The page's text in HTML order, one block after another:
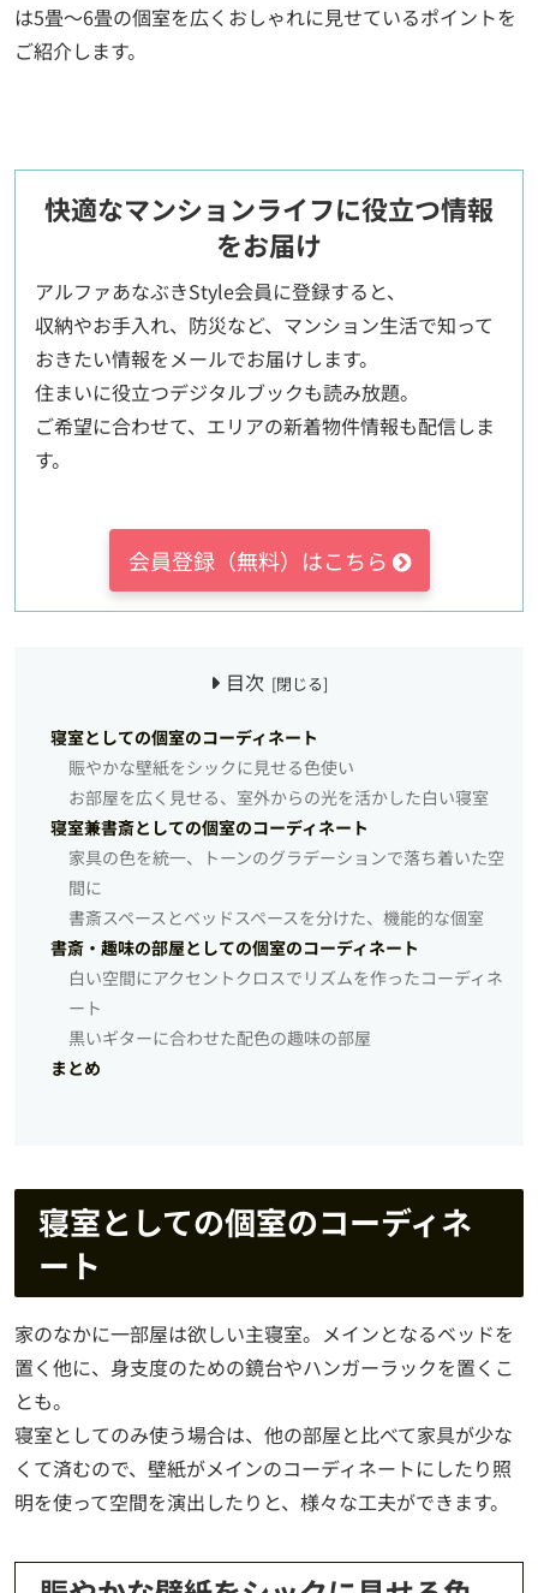
は5畳～6畳の個室を広くおしゃれに見せているポイントを
ご紹介します。
快適なマンションライフに役立つ情報
をお届け
アルファあなぶきStyle会員に登録すると、
収納やお手入れ、防災など、マンション生活で知って
おきたい情報をメールでお届けします。
住まいに役立つデジタルブックも読み放題。
ご希望に合わせて、エリアの新着物件情報も配信しま
す。
会員登録（無料）はこちら
目次
寝室としての個室のコーディネート
賑やかな壁紙をシックに見せる色使い
お部屋を広く見せる、室外からの光を活かした白い寝室
寝室兼書斎としての個室のコーディネート
家具の色を統一、トーンのグラデーションで落ち着いた空
間に
書斎スペースとベッドスペースを分けた、機能的な個室
書斎・趣味の部屋としての個室のコーディネート
白い空間にアクセントクロスでリズムを作ったコーディネ
ート
黒いギターに合わせた配色の趣味の部屋
まとめ
寝室としての個室のコーディネ
ート
家のなかに一部屋は欲しい主寝室。メインとなるベッドを
置く他に、身支度のための鏡台やハンガーラックを置くこ
とも。
寝室としてのみ使う場合は、他の部屋と比べて家具が少な
くて済むので、壁紙がメインのコーディネートにしたり照
明を使って空間を演出したりと、様々な工夫ができます。